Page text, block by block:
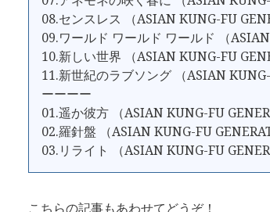
08.センスレス （ASIAN KUNG-FU
09.ワールド ワールド ワールド （
10.新しい世界 （ASIAN KUNG-FU
11.新世紀のラブソング （ASIAN KUNG-
ーーーー
01.遥か彼方 （ASIAN KUNG-FU
02.羅針盤 （ASIAN KUNG-FU
03.リライト （ASIAN KUNG-FU
こちらの記事もあわせてどうぞ！